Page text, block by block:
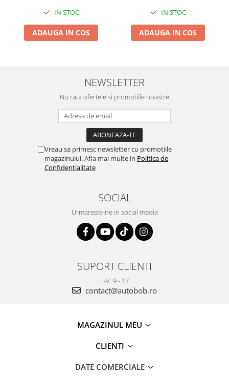
IN STOC
ADAUGA IN COS
IN STOC
ADAUGA IN COS
NEWSLETTER
Nu rata ofertele si promotiile noastre
Vreau sa primesc newsletter cu promotiile
magazinului. Afla mai multe in Politica de
Confidentialitate
SOCIAL
Urmareste-ne in social media
SUPORT CLIENTI
L-V: 9 - 17
contact@autobob.ro
MAGAZINUL MEU
CLIENTI
DATE COMERCIALE